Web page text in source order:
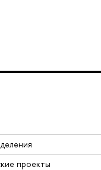
проекты